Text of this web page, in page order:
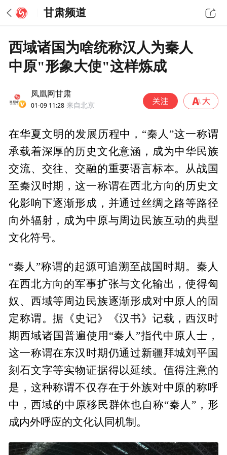
甘肃频道
西域诸国为啥统称汉人为秦人
中原"形象大使"这样炼成
凤凰网甘肃
01-09 11:28 来自北京
在华夏文明的发展历程中，“秦人”这一称谓
承载着深厚的历史文化意涵，成为中华民族
交流、交往、交融的重要语言标本。从战国
至秦汉时期，这一称谓在西北方向的历史文
化影响下逐渐形成，并通过丝绸之路等路径
向外辐射，成为中原与周边民族互动的典型
文化符号。
“秦人”称谓的起源可追溯至战国时期。秦人
在西北方向的军事扩张与文化输出，使得匈
奴、西域等周边民族逐渐形成对中原人的固
定称谓。据《史记》《汉书》记载，西汉时
期西域诸国普遍使用“秦人”指代中原人士，
这一称谓在东汉时期仍通过新疆拜城刘平国
刻石文字等实物证据得以延续。值得注意的
是，这种称谓不仅存在于外族对中原的称呼
中，西域的中原移民群体也自称“秦人”，形
成内外呼应的文化认同机制。